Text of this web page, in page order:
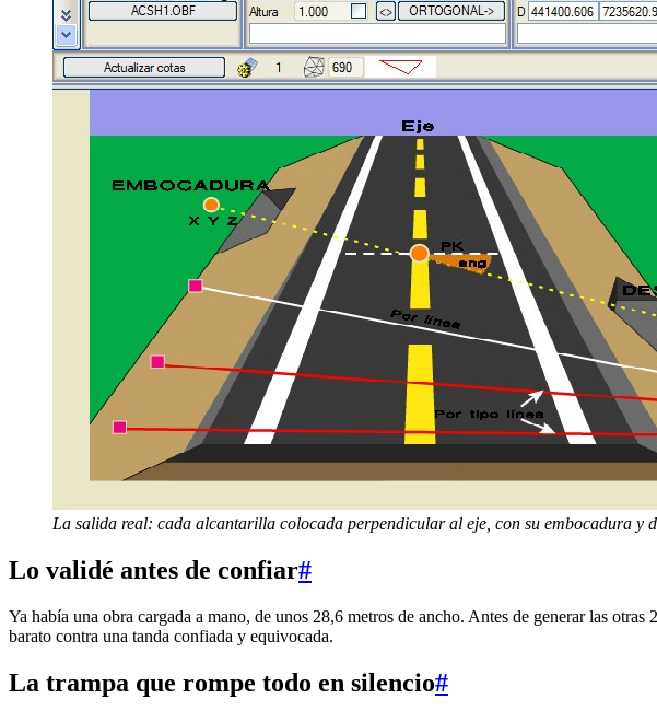
La salida real: cada alcantarilla colocada perpendicular al eje, con su embocadura y
Lo validé antes de confiar#
Ya había una obra cargada a mano, de unos 28,6 metros de ancho. Antes de generar las
barato contra una tanda confiada y equivocada.
La trampa que rompe todo en silencio#